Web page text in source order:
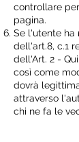
controllare
pagina.
Se l'utente ha
dell'art.8, c.1
dell'Art. 2 -
così come
dovrà
attraverso
chi ne fa le